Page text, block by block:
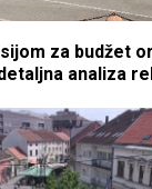
za budžet
analiza